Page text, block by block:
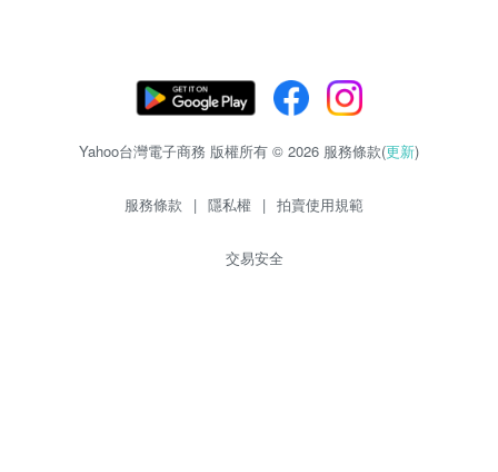
Yahoo台灣電子商務 版權所有 © 2026 服務條款(更新)
服務條款 | 隱私權 | 拍賣使用規範
交易安全